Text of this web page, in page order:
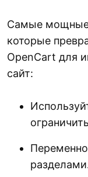
Самые мощные
которые
OpenCart для
сайт: